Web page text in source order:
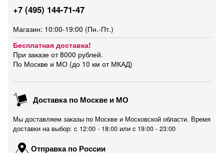
+7 (495) 144-71-47
Магазин: 10:00-19:00 (Пн.-Пт.)
Бесплатная доставка!
При заказе от 8000 рублей.
По Москве и МО (до 10 км от МКАД)
Доставка по Москве и МО
Мы доставляем заказы по Москве и Московской области. Время
доставки на выбор: с 12:00 - 18:00 или c 19:00 - 23:00
Отправка по России